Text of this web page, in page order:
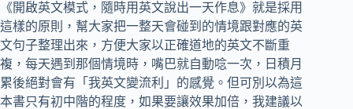
《開啟英文模式，隨時用英文說出一天作息》就是採用
這樣的原則，幫大家把一整天會碰到的情境跟對應的英
文句子整理出來，方便大家以正確道地的英文不斷重
複，每天遇到那個情境時，嘴巴就自動唸一次，日積月
累後絕對會有「我英文變流利」的感覺。但可別以為這
本書只有初中階的程度，如果要讓效果加倍，我建議以